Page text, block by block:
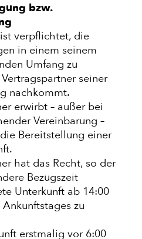
bzw.
verpflichtet, die
in einem seinem
Umfang zu
seiner
nachkommt.
erwirbt – außer bei
Vereinbarung –
Bereitstellung einer
hat das Recht, so der
Bezugszeit
Unterkunft ab 14:00
zu
erstmalig vor 6:00